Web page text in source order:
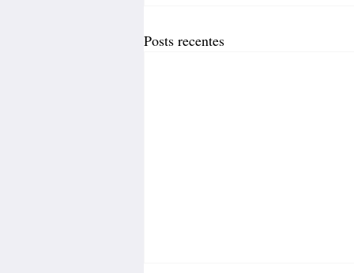
Posts recentes